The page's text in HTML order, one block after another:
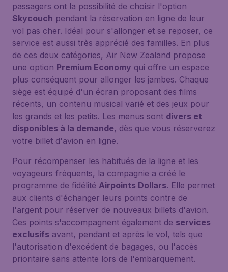
passagers ont la possibilité de choisir l'option
Skycouch pendant la réservation en ligne de leur
vol pas cher. Idéal pour s'allonger et se reposer, ce
service est aussi très apprécié des familles. En plus
de ces deux catégories, Air New Zealand propose
une option Premium Economy qui offre un espace
plus conséquent pour allonger les jambes. Chaque
siège est équipé d'un écran proposant des films
récents, un contenu musical varié et des jeux pour
les grands et les petits. Les menus sont divers et
disponibles à la demande, dès que vous réserverez
votre billet d'avion en ligne.
Pour récompenser les habitués de la ligne et les
voyageurs fréquents, la compagnie a créé le
programme de fidélité Airpoints Dollars. Elle permet
aux clients d'échanger leurs points contre de
l'argent pour réserver de nouveaux billets d'avion.
Ces points s'accompagnent également de services
exclusifs avant, pendant et après le vol, tels que
l'autorisation d'excédent de bagages, ou l'accès
prioritaire sans attente lors de l'embarquement.